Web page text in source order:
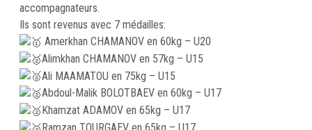
accompagnateurs.
Ils sont revenus avec 7 médailles:
Amerkhan CHAMANOV en 60kg – U20
Alimkhan CHAMANOV en 57kg – U15
Ali MAAMATOU en 75kg – U15
Abdoul-Malik BOLOTBAEV en 60kg – U17
Khamzat ADAMOV en 65kg – U17